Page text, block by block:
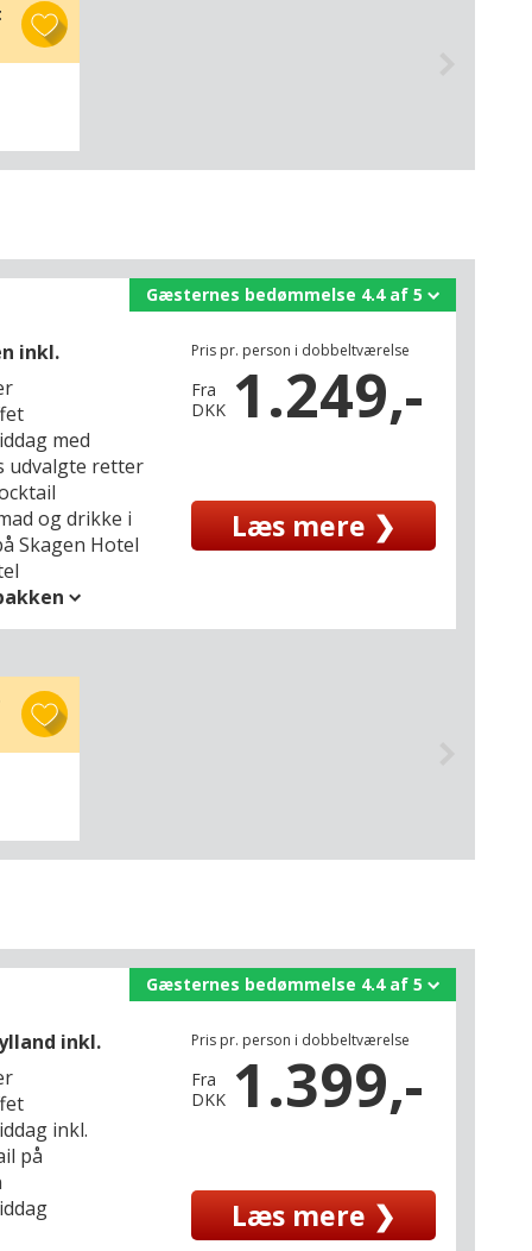
inkl.
med
udvalgte retter
og drikke i
Skagen Hotel
Pris pr. person i dobbeltværelse
Fra
DKK 1.249,-
Læs mere ❯
Gæsternes bedømmelse 4.4 af 5
inkl.
inkl.
på
Pris pr. person i dobbeltværelse
Fra
DKK 1.399,-
Læs mere ❯
Gæsternes bedømmelse 4.4 af 5